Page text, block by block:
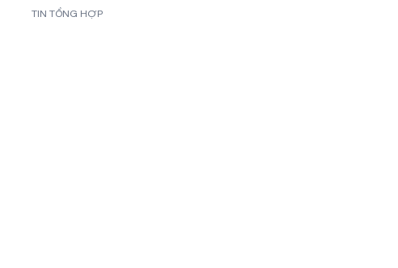
TIN TỔNG HỢP